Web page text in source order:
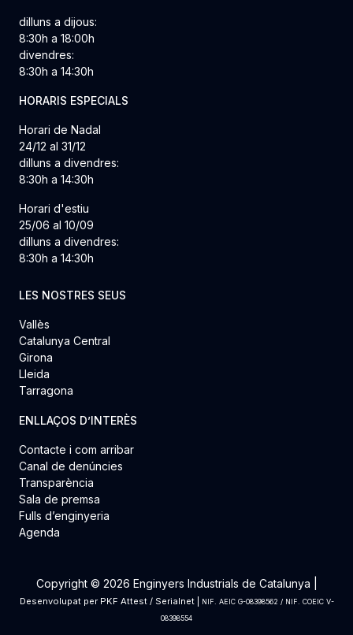
dilluns a dijous:
8:30h a 18:00h
divendres:
8:30h a 14:30h
HORARIS ESPECIALS
Horari de Nadal
24/12 al 31/12
dilluns a divendres:
8:30h a 14:30h
Horari d'estiu
25/06 al 10/09
dilluns a divendres:
8:30h a 14:30h
LES NOSTRES SEUS
Vallès
Catalunya Central
Girona
Lleida
Tarragona
ENLLAÇOS D’INTERÈS
Contacte i com arribar
Canal de denúncies
Transparència
Sala de premsa
Fulls d’enginyeria
Agenda
Copyright © 2026 Enginyers Industrials de Catalunya |
Desenvolupat per PKF Attest/ Serialnet|
NIF. AEIC G-08398562 / NIF. COEIC V-
08398554